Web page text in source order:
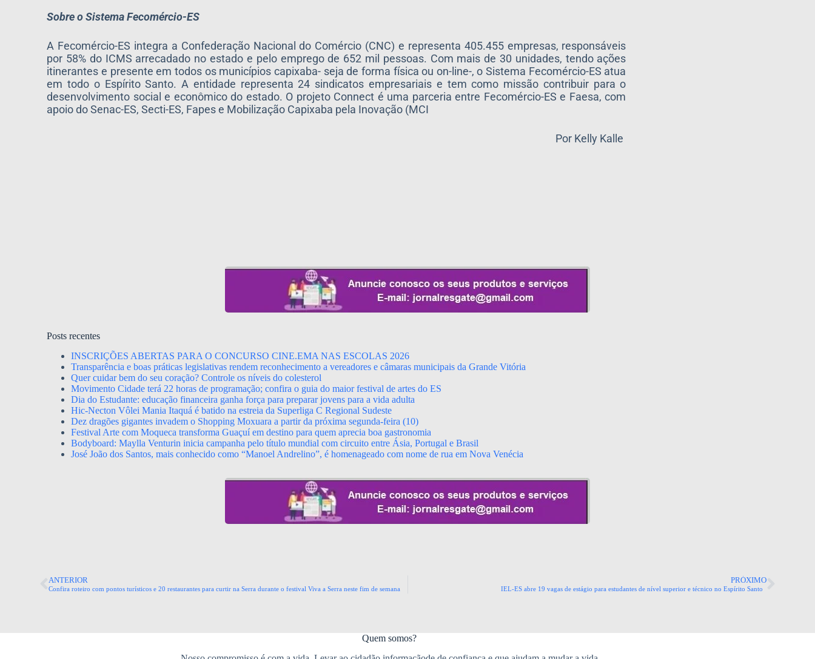
Sobre o Sistema Fecomércio-ES
A Fecomércio-ES integra a Confederação Nacional do Comércio (CNC) e representa 405.455 empresas, responsáveis
por 58% do ICMS arrecadado no estado e pelo emprego de 652 mil pessoas. Com mais de 30 unidades, tendo ações
itinerantes e presente em todos os municípios capixaba- seja de forma física ou on-line-, o Sistema Fecomércio-ES atua
em todo o Espírito Santo. A entidade representa 24 sindicatos empresariais e tem como missão contribuir para o
desenvolvimento social e econômico do estado. O projeto Connect é uma parceria entre Fecomércio-ES e Faesa, com
apoio do Senac-ES, Secti-ES, Fapes e Mobilização Capixaba pela Inovação (MCI
Por Kelly Kalle
Posts recentes
INSCRIÇÕES ABERTAS PARA O CONCURSO CINE.EMA NAS ESCOLAS 2026
Transparência e boas práticas legislativas rendem reconhecimento a vereadores e câmaras municipais da Grande Vitória
Quer cuidar bem do seu coração? Controle os níveis do colesterol
Movimento Cidade terá 22 horas de programação; confira o guia do maior festival de artes do ES
Dia do Estudante: educação financeira ganha força para preparar jovens para a vida adulta
Hic-Necton Vôlei Mania Itaquá é batido na estreia da Superliga C Regional Sudeste
Dez dragões gigantes invadem o Shopping Moxuara a partir da próxima segunda-feira (10)
Festival Arte com Moqueca transforma Guaçuí em destino para quem aprecia boa gastronomia
Bodyboard: Maylla Venturin inicia campanha pelo título mundial com circuito entre Ásia, Portugal e Brasil
José João dos Santos, mais conhecido como “Manoel Andrelino”, é homenageado com nome de rua em Nova Venécia
ANTERIOR
Confira roteiro com pontos turísticos e 20 restaurantes para curtir na Serra durante o festival Viva a Serra neste fim de semana
PRÓXIMO
IEL-ES abre 19 vagas de estágio para estudantes de nível superior e técnico no Espírito Santo
Quem somos?